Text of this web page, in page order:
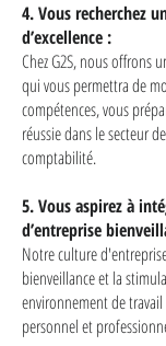
4. Vous recherchez
d’excellence :
Chez G2S, nous offrons
qui vous permettra de
compétences, vous
réussie dans le secteur
comptabilité.
5. Vous aspirez à
d’entreprise
Notre culture
bienveillance et la
environnement de
personnel et